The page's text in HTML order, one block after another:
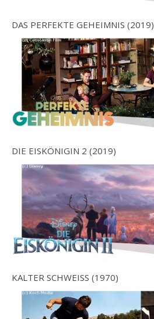
DAS PERFEKTE GEHEIMNIS (2019)
DIE EISKÖNIGIN 2 (2019)
KALTER SCHWEISS (1970)